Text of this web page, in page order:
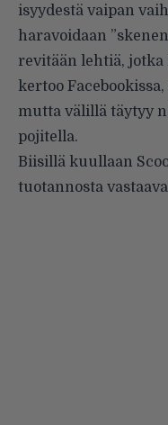
isyydestä vaipan
haravoidaan
revitään lehtiä,
kertoo
mutta välillä täytyy
pojitella.
Biisillä kuullaan
tuotannosta